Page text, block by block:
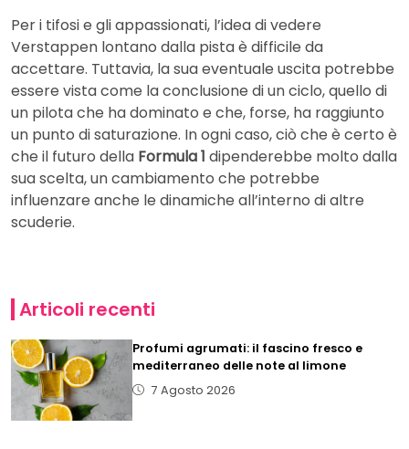
Per i tifosi e gli appassionati, l’idea di vedere
Verstappen lontano dalla pista è difficile da
accettare. Tuttavia, la sua eventuale uscita potrebbe
essere vista come la conclusione di un ciclo, quello di
un pilota che ha dominato e che, forse, ha raggiunto
un punto di saturazione. In ogni caso, ciò che è certo è
che il futuro della Formula 1 dipenderebbe molto dalla
sua scelta, un cambiamento che potrebbe
influenzare anche le dinamiche all’interno di altre
scuderie.
Articoli recenti
Profumi agrumati: il fascino fresco e
mediterraneo delle note al limone
7 Agosto 2026